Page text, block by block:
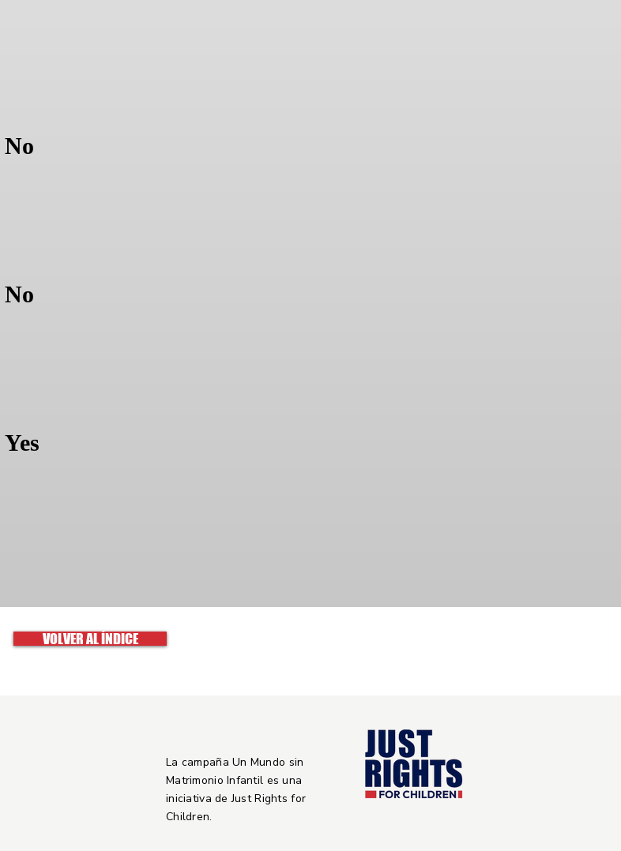
No
No
Yes
VOLVER AL ÍNDICE
La campaña Un Mundo sin
Matrimonio Infantil es una
iniciativa de Just Rights for
Children.